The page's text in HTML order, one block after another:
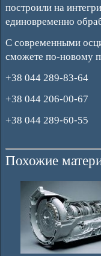
построили на
единовременно
С современными
сможете по-новому
+38 044 289-83-64
+38 044 206-00-67
+38 044 289-60-55
Похожие